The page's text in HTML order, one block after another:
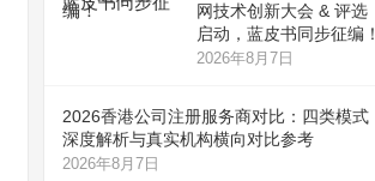
网技术创新大会 & 评选
启动，蓝皮书同步征编！
2026年8月7日
2026香港公司注册服务商对比：四类模式
深度解析与真实机构横向对比参考
2026年8月7日